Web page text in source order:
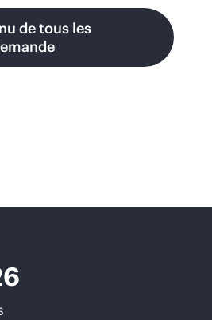
de tous les